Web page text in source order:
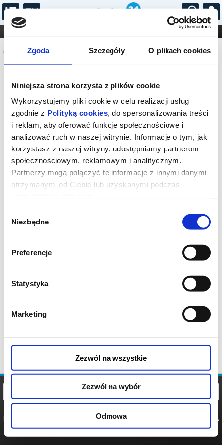
Zgoda Szczegóły O plikach cookies
Niniejsza strona korzysta z plików cookie
Wykorzystujemy pliki cookie w celu realizacji usług
zgodnie z Polityką cookies, do spersonalizowania treści
i reklam, aby oferować funkcje społecznościowe i
analizować ruch w naszej witrynie. Informacje o tym, jak
korzystasz z naszej witryny, udostępniamy partnerom
społecznościowym, reklamowym i analitycznym.
Partnerzy mogą połączyć te informacje z innymi danymi
otrzymanymi od Ciebie lub uzyskanymi podczas
zgody
Niezbędne
Preferencje
Statystyka
Marketing
Zezwól na wszystkie
Zezwól na wybór
Odmowa
...
FILHARMONIA OPERA I BALET
STAND-UP
DLA DZIECI
Komunikat
Sprzedaż on-line została zakończona,
sprawdź dostępność biletów w kasie.
POLITYKA
POLITYKA